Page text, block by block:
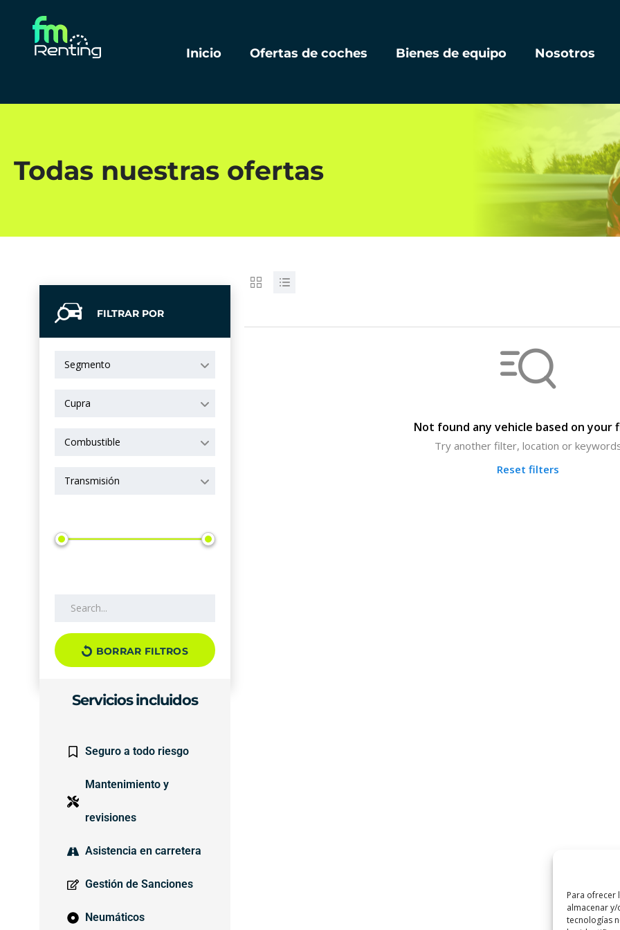
Para ofrecer
almacenar
tecnologías
Inicio Ofertas de coches Bienes de equipo Nosotros
Todas nuestras ofertas
FILTRAR POR
Segmento
Cupra
Combustible
Transmisión
BORRAR FILTROS
Servicios incluidos
Seguro a todo riesgo
Mantenimiento y
revisiones
Asistencia en carretera
Gestión de Sanciones
Neumáticos
Not found any vehicle based on your
Try another filter, location or
Reset filters